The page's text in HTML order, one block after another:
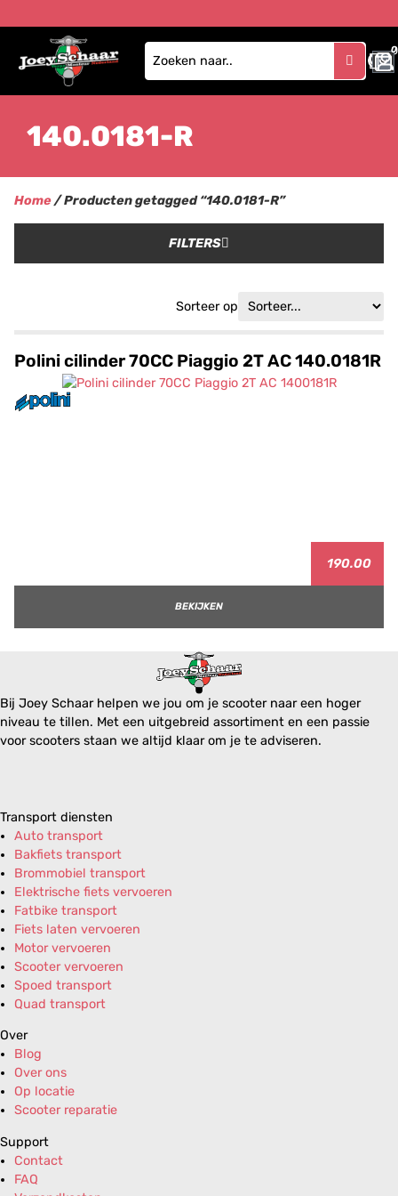
0
0
140.0181-R
Home/ Producten getagged “140.0181-R”
FILTERS
Sorteer op
Polini cilinder 70CC Piaggio 2T AC 140.0181R
190.00
BEKIJKEN
Bij Joey Schaar helpen we jou om je scooter naar een hoger
niveau te tillen. Met een uitgebreid assortiment en een passie
voor scooters staan we altijd klaar om je te adviseren.
Transport diensten
Auto transport
Bakfiets transport
Brommobiel transport
Elektrische fiets vervoeren
Fatbike transport
Fiets laten vervoeren
Motor vervoeren
Scooter vervoeren
Spoed transport
Quad transport
Over
Blog
Over ons
Op locatie
Scooter reparatie
Support
Contact
FAQ